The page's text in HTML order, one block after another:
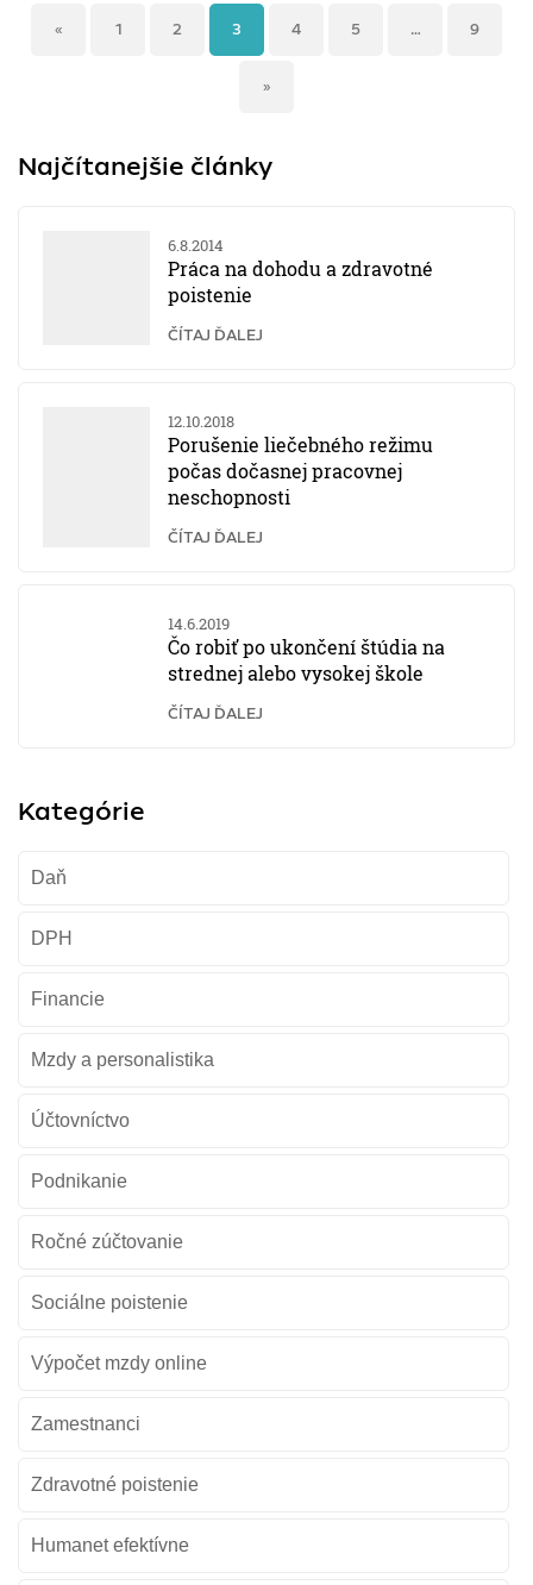
« 1 2 3 4 5 … 9
»
Najčítanejšie články
6.8.2014
Práca na dohodu a zdravotné
poistenie
ČÍTAJ ĎALEJ
12.10.2018
Porušenie liečebného režimu
počas dočasnej pracovnej
neschopnosti
ČÍTAJ ĎALEJ
14.6.2019
Čo robiť po ukončení štúdia na
strednej alebo vysokej škole
ČÍTAJ ĎALEJ
Kategórie
Daň
DPH
Financie
Mzdy a personalistika
Účtovníctvo
Podnikanie
Ročné zúčtovanie
Sociálne poistenie
Výpočet mzdy online
Zamestnanci
Zdravotné poistenie
Humanet efektívne